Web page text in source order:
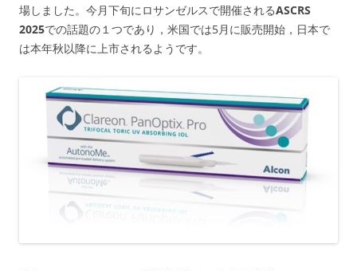
場しました。今月下旬にロサンゼルスで開催されるASCRS
2025での話題の１つであり，米国では5月に販売開始，日本で
は本年秋以降に上市されるようです。